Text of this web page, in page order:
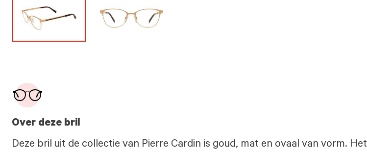
Over deze bril
Deze bril uit de collectie van Pierre Cardin is goud, mat en ovaal van vorm. Het